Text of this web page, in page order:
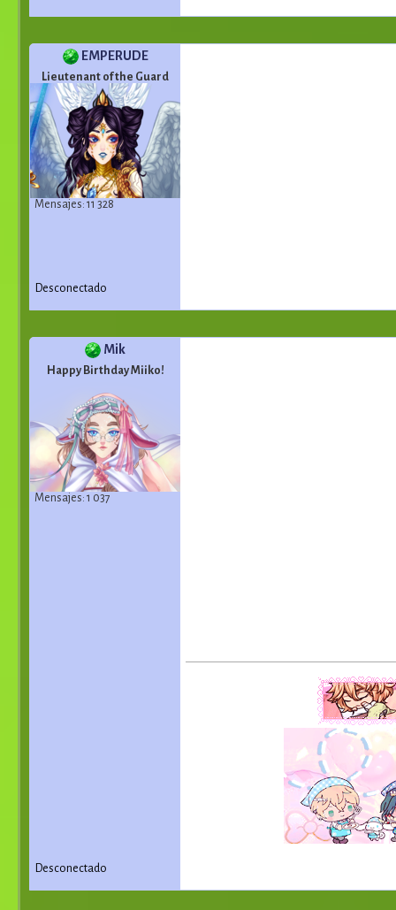
EMPERUDE
Lieutenant of the Guard
Mensajes: 11 328
Desconectado
Mik
Happy Birthday Miiko!
Mensajes: 1 037
Desconectado